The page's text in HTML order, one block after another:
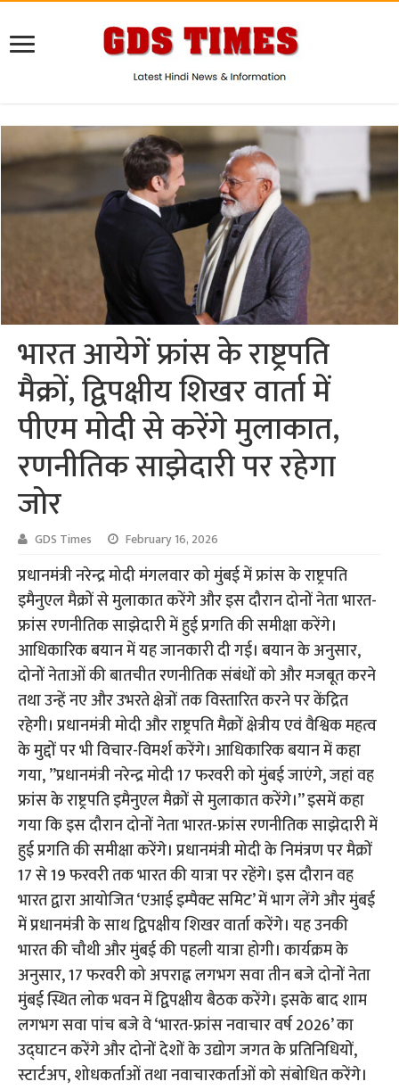
भारत आयेगें फ्रांस के राष्ट्रपति
मैक्रों, द्विपक्षीय शिखर वार्ता में
पीएम मोदी से करेंगे मुलाकात,
रणनीतिक साझेदारी पर रहेगा
जोर
GDS Times February 16, 2026
प्रधानमंत्री नरेन्द्र मोदी मंगलवार को मुंबई में फ्रांस के राष्ट्रपति
इमैनुएल मैक्रों से मुलाकात करेंगे और इस दौरान दोनों नेता भारत-
फ्रांस रणनीतिक साझेदारी में हुई प्रगति की समीक्षा करेंगे।
आधिकारिक बयान में यह जानकारी दी गई। बयान के अनुसार,
दोनों नेताओं की बातचीत रणनीतिक संबंधों को और मजबूत करने
तथा उन्हें नए और उभरते क्षेत्रों तक विस्तारित करने पर केंद्रित
रहेगी। प्रधानमंत्री मोदी और राष्ट्रपति मैक्रों क्षेत्रीय एवं वैश्विक महत्व
के मुद्दों पर भी विचार-विमर्श करेंगे। आधिकारिक बयान में कहा
गया, ”प्रधानमंत्री नरेन्द्र मोदी 17 फरवरी को मुंबई जाएंगे, जहां वह
फ्रांस के राष्ट्रपति इमैनुएल मैक्रों से मुलाकात करेंगे।” इसमें कहा
गया कि इस दौरान दोनों नेता भारत-फ्रांस रणनीतिक साझेदारी में
हुई प्रगति की समीक्षा करेंगे। प्रधानमंत्री मोदी के निमंत्रण पर मैक्रों
17 से 19 फरवरी तक भारत की यात्रा पर रहेंगे। इस दौरान वह
भारत द्वारा आयोजित ‘एआई इम्पैक्ट समिट’ में भाग लेंगे और मुंबई
में प्रधानमंत्री के साथ द्विपक्षीय शिखर वार्ता करेंगे। यह उनकी
भारत की चौथी और मुंबई की पहली यात्रा होगी। कार्यक्रम के
अनुसार, 17 फरवरी को अपराह्न लगभग सवा तीन बजे दोनों नेता
मुंबई स्थित लोक भवन में द्विपक्षीय बैठक करेंगे। इसके बाद शाम
लगभग सवा पांच बजे वे ‘भारत-फ्रांस नवाचार वर्ष 2026’ का
उद्घाटन करेंगे और दोनों देशों के उद्योग जगत के प्रतिनिधियों,
स्टार्टअप, शोधकर्ताओं तथा नवाचारकर्ताओं को संबोधित करेंगे।